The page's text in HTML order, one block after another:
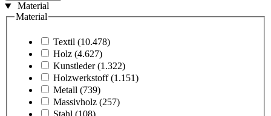
Material
Material
Textil (10.478)
Holz (4.627)
Kunstleder (1.322)
Holzwerkstoff (1.151)
Metall (739)
Massivholz (257)
Stahl (108)